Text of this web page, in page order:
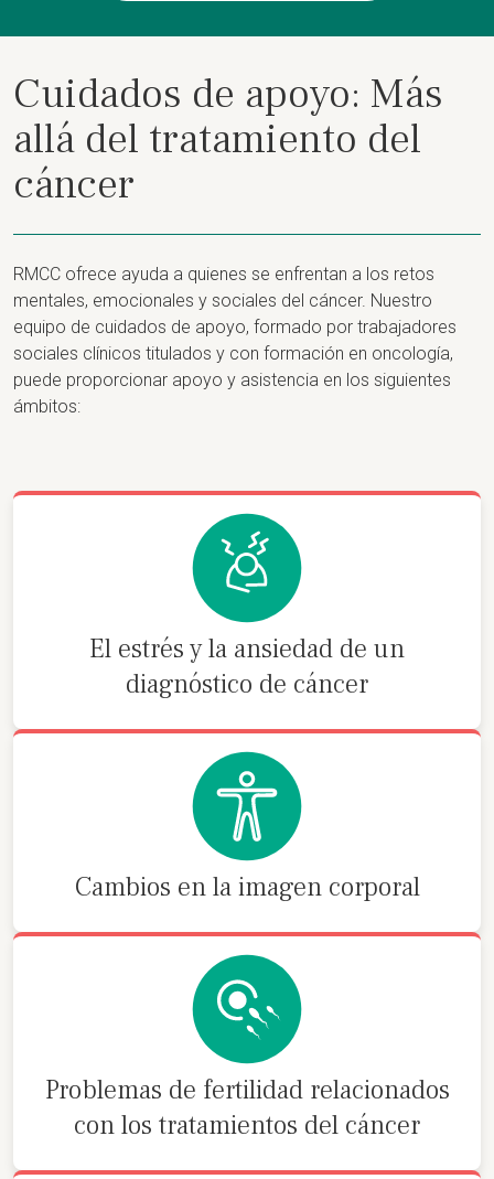
Cuidados de apoyo: Más
allá del tratamiento del
cáncer
RMCC ofrece ayuda a quienes se enfrentan a los retos
mentales, emocionales y sociales del cáncer. Nuestro
equipo de cuidados de apoyo, formado por trabajadores
sociales clínicos titulados y con formación en oncología,
puede proporcionar apoyo y asistencia en los siguientes
ámbitos:
El estrés y la ansiedad de un
diagnóstico de cáncer
Cambios en la imagen corporal
Problemas de fertilidad relacionados
con los tratamientos del cáncer